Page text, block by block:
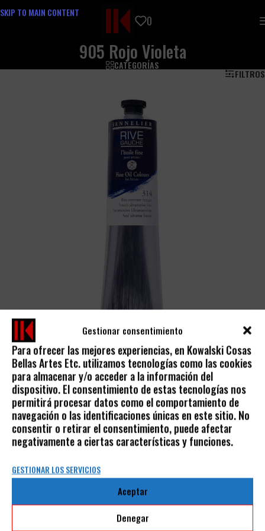
Gestionar consentimiento
Para ofrecer las mejores experiencias, en Kowalski Cosas
Bellas Artes Etc. utilizamos tecnologías como las cookies
para almacenar y/o acceder a la información del
dispositivo. El consentimiento de estas tecnologías nos
permitirá procesar datos como el comportamiento de
navegación o las identificaciones únicas en este sitio. No
consentir o retirar el consentimiento, puede afectar
negativamente a ciertas características y funciones.
GESTIONAR LOS SERVICIOS
Aceptar
Denegar
SKIP TO MAIN CONTENT
0
905 Rojo Violeta
CATEGORÍAS
FILTROS
ÓLEO FINO RIVE GAUCHE TUBOS SENNELIER
SENNELIER
5,50€ IVA incluido
AVISO LEGAL
POLÍTICA DE PRIVACIDAD